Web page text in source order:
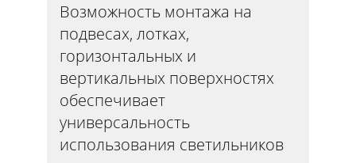
Возможность монтажа на
подвесах, лотках,
горизонтальных и
вертикальных поверхностях
обеспечивает
универсальность
использования светильников